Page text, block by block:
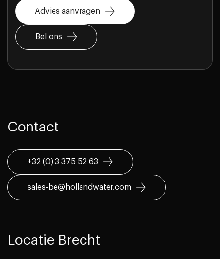
Advies aanvragen
Bel ons
Contact
+32 (0) 3 375 52 63
sales-be@hollandwater.com
Locatie Brecht